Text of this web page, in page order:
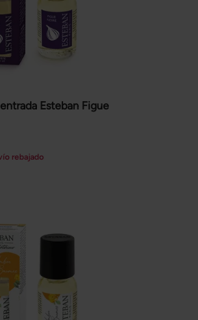
Esteban Figue
rebajado